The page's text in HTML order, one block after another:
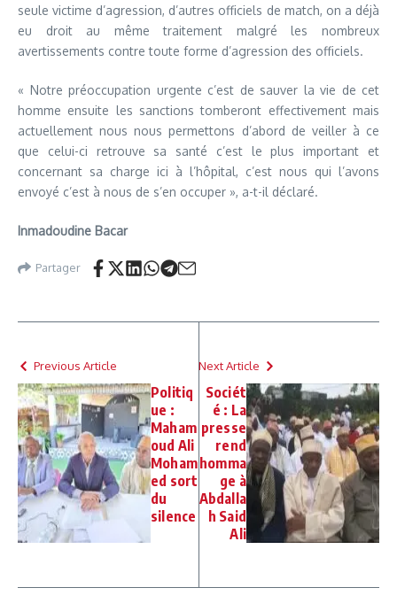
seule victime d’agression, d’autres officiels de match, on a déjà
eu droit au même traitement malgré les nombreux
avertissements contre toute forme d’agression des officiels.
« Notre préoccupation urgente c’est de sauver la vie de cet
homme ensuite les sanctions tomberont effectivement mais
actuellement nous nous permettons d’abord de veiller à ce
que celui-ci retrouve sa santé c’est le plus important et
concernant sa charge ici à l’hôpital, c’est nous qui l’avons
envoyé c’est à nous de s’en occuper », a-t-il déclaré.
Inmadoudine Bacar
Partager
Previous Article
Politiq
ue :
Maham
oud Ali
Moham
ed sort
du
silence
Next Article
Sociét
é : La
presse
rend
homma
ge à
Abdalla
h Said
Ali